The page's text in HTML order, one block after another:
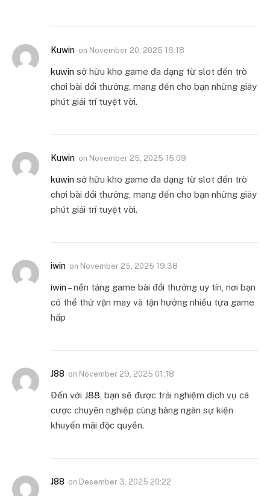
Kuwin on November 20, 2025 16:18
kuwin sở hữu kho game đa dạng từ slot đến trò
chơi bài đổi thưởng, mang đến cho bạn những giây
phút giải trí tuyệt vời.
Kuwin on November 25, 2025 15:09
kuwin sở hữu kho game đa dạng từ slot đến trò
chơi bài đổi thưởng, mang đến cho bạn những giây
phút giải trí tuyệt vời.
iwin on November 25, 2025 19:38
iwin – nền tảng game bài đổi thưởng uy tín, nơi bạn
có thể thử vận may và tận hưởng nhiều tựa game
hấp
J88 on November 29, 2025 01:18
Đến với J88, bạn sẽ được trải nghiệm dịch vụ cá
cược chuyên nghiệp cùng hàng ngàn sự kiện
khuyến mãi độc quyền.
J88 on Desember 3, 2025 20:22